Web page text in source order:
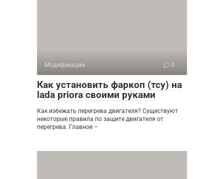
Модификации 0
Как установить фаркоп (тсу) на
lada priora своими руками
Как избежать перегрева двигателя? Существуют
некоторые правила по защите двигателя от
перегрева. Главное –